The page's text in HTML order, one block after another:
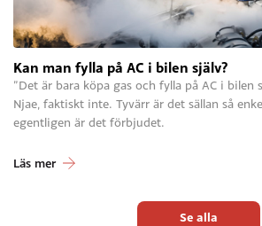
Kan man fylla på AC i bilen själv?
”Det är bara köpa gas och fylla på AC i bilen
Njae, faktiskt inte. Tyvärr är det sällan så
egentligen är det förbjudet.
Läs mer
Se alla